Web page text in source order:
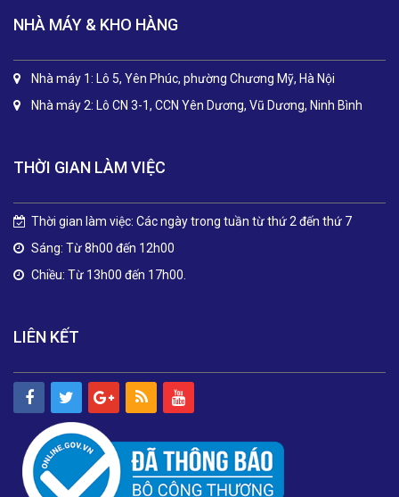
NHÀ MÁY & KHO HÀNG
Nhà máy 1: Lô 5, Yên Phúc, phường Chương Mỹ, Hà Nội
Nhà máy 2: Lô CN 3-1, CCN Yên Dương, Vũ Dương, Ninh Bình
THỜI GIAN LÀM VIỆC
Thời gian làm việc: Các ngày trong tuần từ thứ 2 đến thứ 7
Sáng: Từ 8h00 đến 12h00
Chiều: Từ 13h00 đến 17h00.
LIÊN KẾT